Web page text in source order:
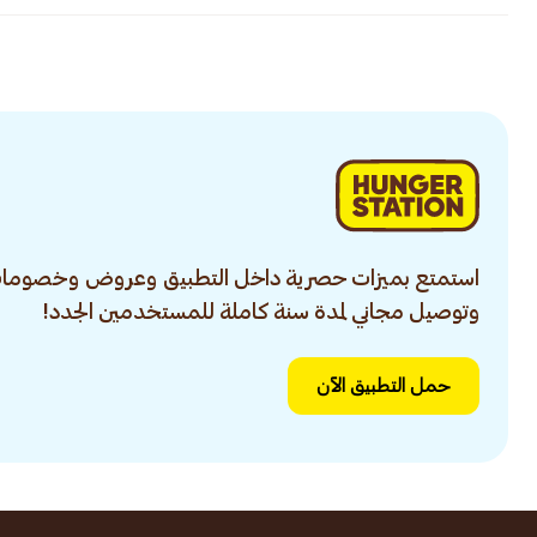
استمتع بميزات حصرية داخل التطبيق وعروض
وتوصيل مجاني لمدة سنة كاملة للمستخدمين الجدد!
حمل التطبيق الآن